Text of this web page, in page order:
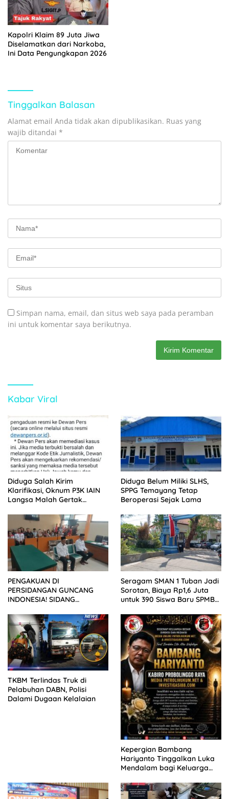
Kapolri Klaim 89 Juta Jiwa
Diselamatkan dari Narkoba,
Ini Data Pengungkapan 2026
Tinggalkan Balasan
Alamat email Anda tidak akan dipublikasikan. Ruas yang
wajib ditandai *
Simpan nama, email, dan situs web saya pada peramban
ini untuk komentar saya berikutnya.
Kabar Viral
Diduga Salah Kirim
Klarifikasi, Oknum P3K IAIN
Langsa Malah Gertak
Diduga Belum Miliki SLHS,
SPPG Temayang Tetap
Beroperasi Sejak Lama
PENGAKUAN DI
PERSIDANGAN GUNCANG
INDONESIA! SIDANG
KELUARGA KORBAN
MENGAMUK DI PN MALANG
Seragam SMAN 1 Tuban Jadi
Sorotan, Biaya Rp1,6 Juta
untuk 390 Siswa Baru SPMB
TKBM Terlindas Truk di
Pelabuhan DABN, Polisi
Dalami Dugaan Kelalaian
Kepergian Bambang
Hariyanto Tinggalkan Luka
Mendalam bagi Keluarga